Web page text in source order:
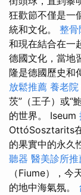
狂歡節不僅是一
統和文化。 整骨
和現在結合在一
德國文化，當地
隆是德國歷史和
放鬆推薦 養老院
茨”（王子）或“
的世界。 Iseum
OttóSosztarits
的果實中的永久
聽器 醫美診所推
（Fiume），
的地中海氣氛。